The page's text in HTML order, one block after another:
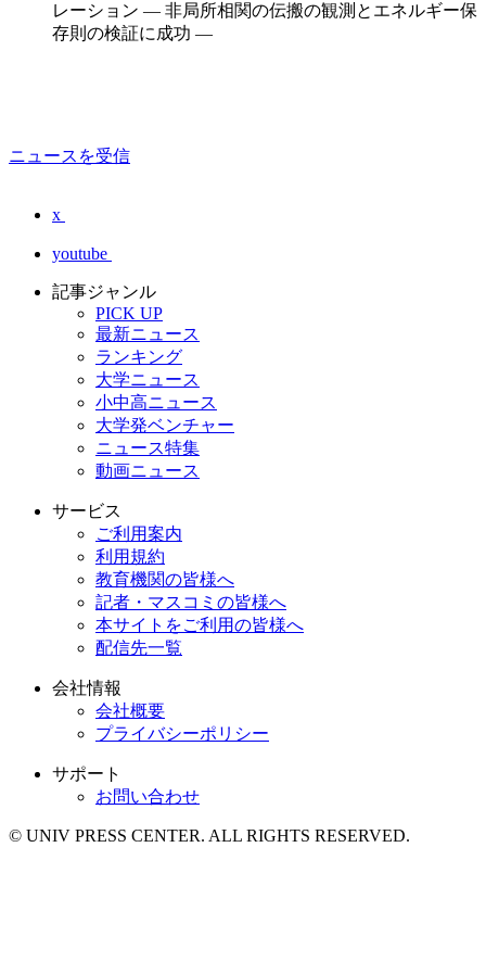
レーション — 非局所相関の伝搬の観測とエネルギー保
存則の検証に成功 —
ニュースを受信
x
youtube
記事ジャンル
PICK UP
最新ニュース
ランキング
大学ニュース
小中高ニュース
大学発ベンチャー
ニュース特集
動画ニュース
サービス
ご利用案内
利用規約
教育機関の皆様へ
記者・マスコミの皆様へ
本サイトをご利用の皆様へ
配信先一覧
会社情報
会社概要
プライバシーポリシー
サポート
お問い合わせ
© UNIV PRESS CENTER. ALL RIGHTS RESERVED.